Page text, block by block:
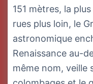
151 mètres, la
rues plus loin, le
astronomique
Renaissance au-
même nom, veille